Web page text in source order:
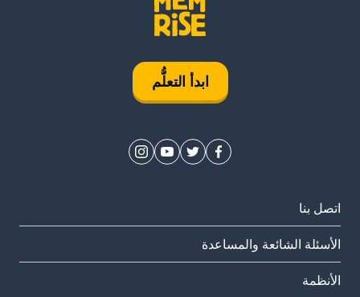
ابدأ التعلُّم
اتصل بنا
الأسئلة الشائعة والمساعدة
الأنظمة